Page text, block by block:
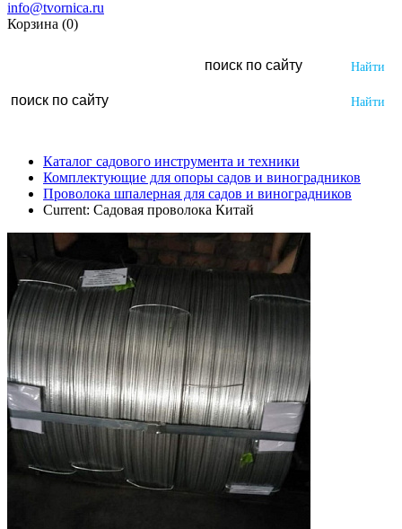
info@tvornica.ru
Корзина (0)
Каталог садового инструмента и техники
Комплектующие для опоры садов и виноградников
Проволока шпалерная для садов и виноградников
Current: Садовая проволока Китай